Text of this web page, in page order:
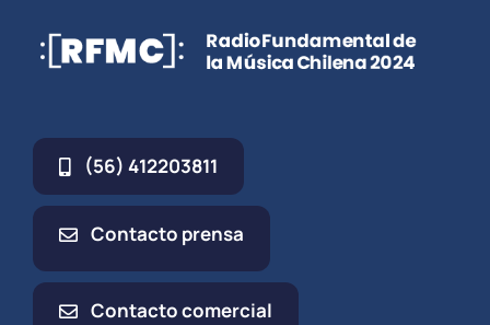
(56) 412203811
Contacto prensa
Contacto comercial